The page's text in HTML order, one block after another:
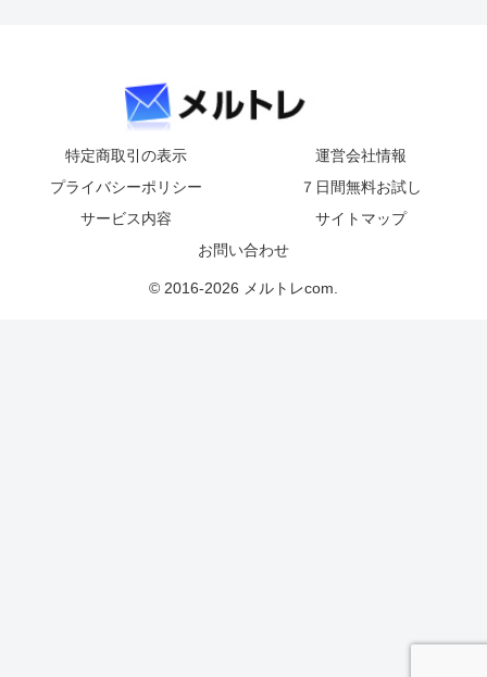
特定商取引の表示
運営会社情報
プライバシーポリシー
７日間無料お試し
サービス内容
サイトマップ
お問い合わせ
© 2016-2026 メルトレcom.